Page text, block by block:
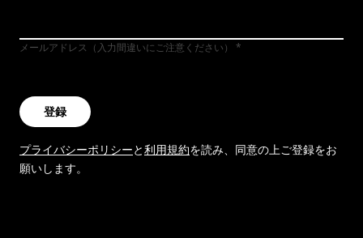
メールアドレス（入力間違いにご注意ください）
登録
プライバシーポリシーと利用規約を読み、同意の上ご登録をお
願いします。